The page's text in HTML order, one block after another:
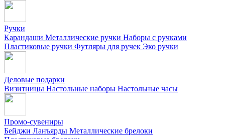
Ручки
Карандаши Металлические ручки Наборы с ручками
Пластиковые ручки Футляры для ручек Эко ручки
Деловые подарки
Визитницы Настольные наборы Настольные часы
Промо-сувениры
Бейджи Ланъярды Металлические брелоки